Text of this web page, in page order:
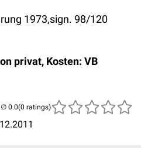
1973,sign. 98/120
privat, Kosten: VB
(0 ratings)